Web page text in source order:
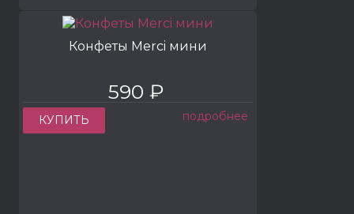
Конфеты Merci мини
590 ₽
КУПИТЬ подробнее